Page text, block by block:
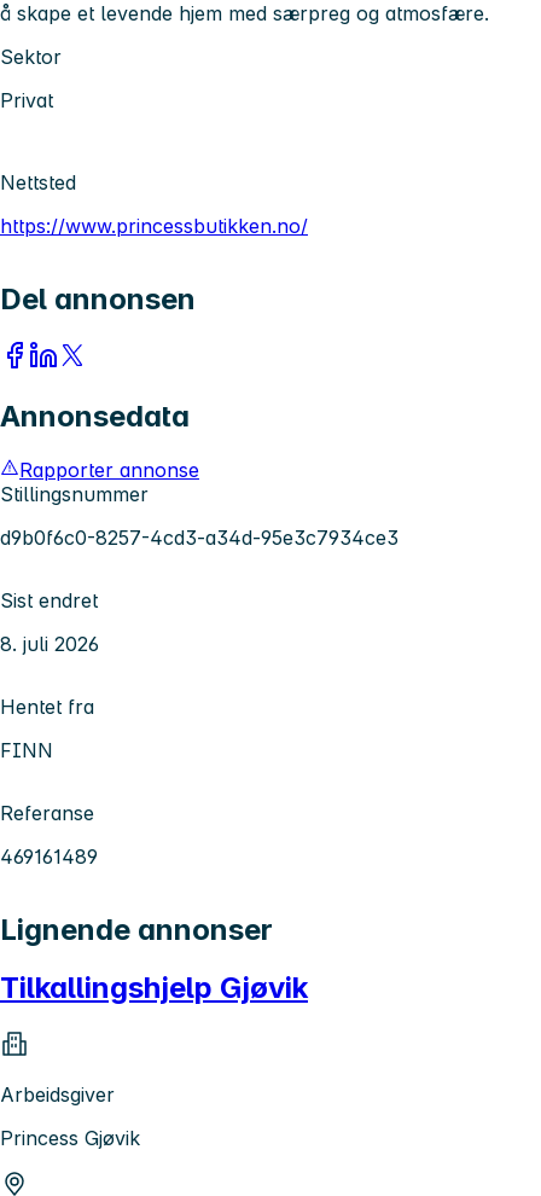
å skape et levende hjem med særpreg og atmosfære.
Sektor
Privat
Nettsted
https://www.princessbutikken.no/
Del annonsen
Annonsedata
Rapporter annonse
Stillingsnummer
d9b0f6c0-8257-4cd3-a34d-95e3c7934ce3
Sist endret
8. juli 2026
Hentet fra
FINN
Referanse
469161489
Lignende annonser
Tilkallingshjelp Gjøvik
Arbeidsgiver
Princess Gjøvik